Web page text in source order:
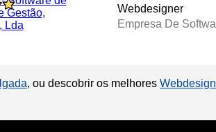
Webdesigner
Empresa De
, ou descobrir os melhores